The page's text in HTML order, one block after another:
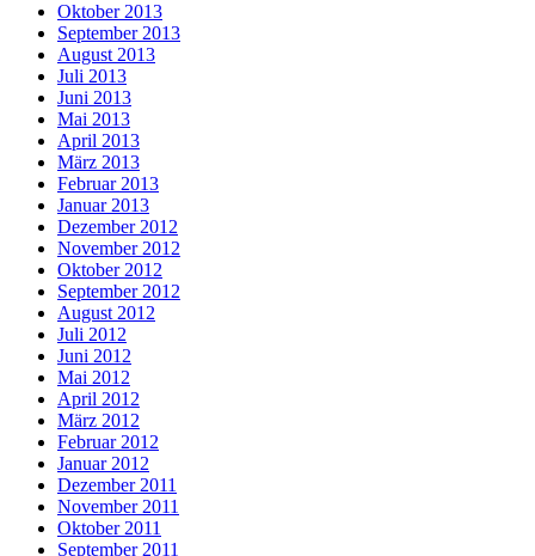
Oktober 2013
September 2013
August 2013
Juli 2013
Juni 2013
Mai 2013
April 2013
März 2013
Februar 2013
Januar 2013
Dezember 2012
November 2012
Oktober 2012
September 2012
August 2012
Juli 2012
Juni 2012
Mai 2012
April 2012
März 2012
Februar 2012
Januar 2012
Dezember 2011
November 2011
Oktober 2011
September 2011